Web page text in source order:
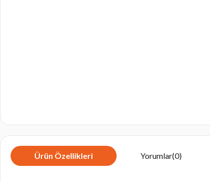
Ürün Özellikleri Yorumlar(0)